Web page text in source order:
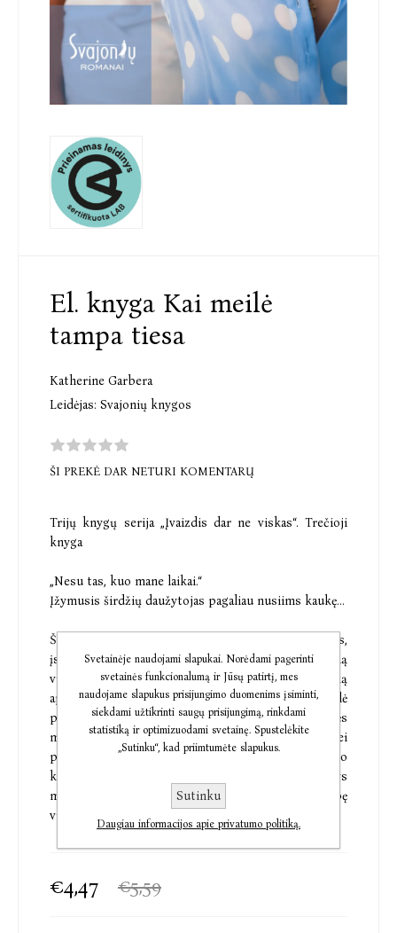
El. knyga Kai meilė
tampa tiesa
Katherine Garbera
Leidėjas: Svajonių knygos
ŠI PREKĖ DAR NETURI KOMENTARŲ
Trijų knygų serija „Įvaizdis dar ne viskas“. Trečioji
knyga
„Nesu tas, kuo mane laikai.“
Įžymusis širdžių daužytojas pagaliau nusiims kaukę...
Šonas Onilas šešis mėnesius gyveno kaip paprastas,
įsimylėjęs vyras su už jo būsimo filmo pristatymą
visuomenei atsakinga Peizle Kembel... ir visą laiką
apsimetė kitu žmogumi. Ar tiesą sužinojusi Peizlė
patikės, kad jųdviejų meilė nebuvo žvaigždės
mėginimas apdumti akis? Ir kas nutiks, Peizlei
prisipažinus, kad pati taip pat šį tą slėpė – laukiasi jo
kūdikio! Ar galiausiai atskleistos paslaptys
mylimuosius išskirs? O gal suteiks antrą galimybę
vienas kitą mylėti?
€4,47 €5,59
Svetainėje naudojami slapukai. Norėdami pagerinti
svetainės funkcionalumą ir Jūsų patirtį, mes
naudojame slapukus prisijungimo duomenims įsiminti,
siekdami užtikrinti saugų prisijungimą, rinkdami
statistiką ir optimizuodami svetainę. Spustelėkite
„Sutinku“, kad priimtumėte slapukus.
Sutinku
Daugiau informacijos apie privatumo politiką.